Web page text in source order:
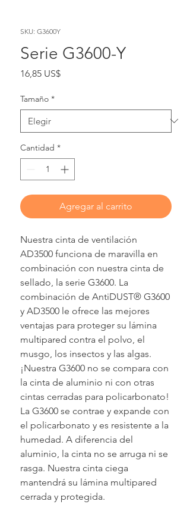
SKU: G3600Y
Serie G3600-Y
16,85 US$Precio
Tamaño *
Cantidad *
Agregar al carrito
Nuestra cinta de ventilación
AD3500 funciona de maravilla en
combinación con nuestra cinta de
sellado, la serie G3600. La
combinación de AntiDUST® G3600
y AD3500 le ofrece las mejores
ventajas para proteger su lámina
multipared contra el polvo, el
musgo, los insectos y las algas.
¡Nuestra G3600 no se compara con
la cinta de aluminio ni con otras
cintas cerradas para policarbonato!
La G3600 se contrae y expande con
el policarbonato y es resistente a la
humedad. A diferencia del
aluminio, la cinta no se arruga ni se
rasga. Nuestra cinta ciega
mantendrá su lámina multipared
cerrada y protegida.